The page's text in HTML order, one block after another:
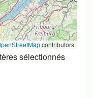
contributors
sélectionnés